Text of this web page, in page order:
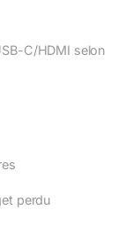
C/HDMI selon
perdu